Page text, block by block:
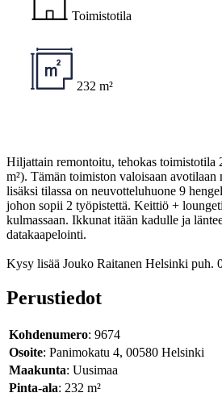
Toimistotila
232 m²
Hiljattain remontoitu, tehokas toimistotila
m²). Tämän toimiston valoisaan avotilaan
lisäksi tilassa on neuvotteluhuone 9
johon sopii 2 työpistettä. Keittiö +
kulmassaan. Ikkunat itään kadulle ja
datakaapelointi.
Kysy lisää Jouko Raitanen Helsinki puh.
Perustiedot
Kohdenumero: 9674
Osoite: Panimokatu 4, 00580 Helsinki
Maakunta: Uusimaa
Pinta-ala: 232 m²